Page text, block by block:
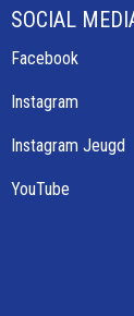
SOCIAL
Facebook
Instagram
Instagram Jeugd
YouTube